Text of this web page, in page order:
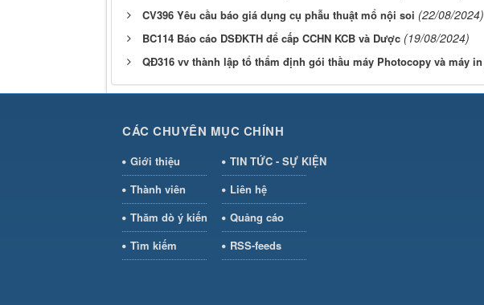
CV396 Yêu cầu báo giá dụng cụ phẫu thuật mổ nội soi (22/08/2024)
BC114 Báo cáo DSĐKTH để cấp CCHN KCB và Dược (19/08/2024)
QĐ316 vv thành lập tổ thẩm định gói thầu máy Photocopy và máy in
CÁC CHUYÊN MỤC CHÍNH
Giới thiệu
TIN TỨC - SỰ KIỆN
Thành viên
Liên hệ
Thăm dò ý kiến
Quảng cáo
Tìm kiếm
RSS-feeds